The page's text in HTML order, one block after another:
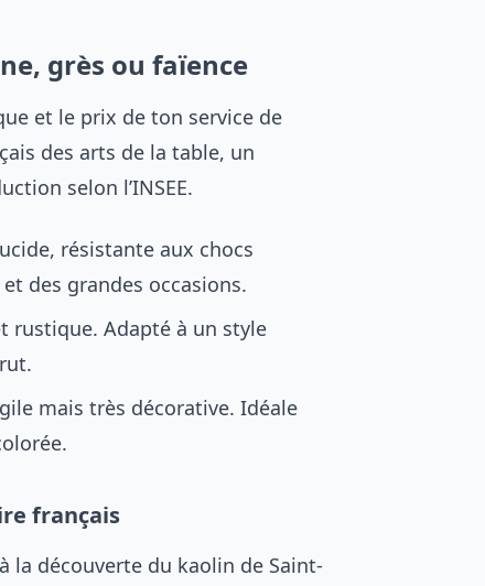
grès ou faïence
et le prix de ton service de
des arts de la table, un
selon l’INSEE.
résistante aux chocs
des grandes occasions.
rustique. Adapté à un style
mais très décorative. Idéale
français
la découverte du kaolin de Saint-